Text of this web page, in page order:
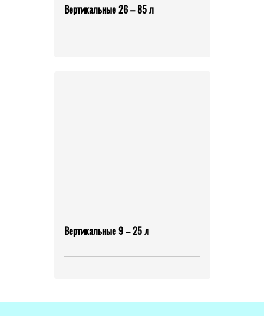
Вертикальные 26 – 85 л
Вертикальные 9 – 25 л